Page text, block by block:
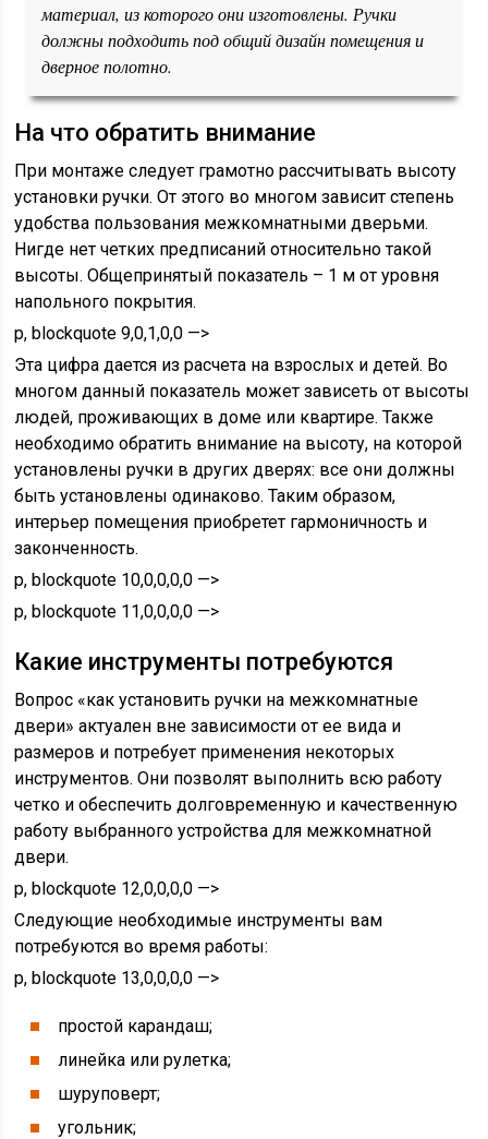
материал, из которого они изготовлены. Ручки
должны подходить под общий дизайн помещения и
дверное полотно.
На что обратить внимание
При монтаже следует грамотно рассчитывать высоту
установки ручки. От этого во многом зависит степень
удобства пользования межкомнатными дверьми.
Нигде нет четких предписаний относительно такой
высоты. Общепринятый показатель – 1 м от уровня
напольного покрытия.
p, blockquote 9,0,1,0,0 —>
Эта цифра дается из расчета на взрослых и детей. Во
многом данный показатель может зависеть от высоты
людей, проживающих в доме или квартире. Также
необходимо обратить внимание на высоту, на которой
установлены ручки в других дверях: все они должны
быть установлены одинаково. Таким образом,
интерьер помещения приобретет гармоничность и
законченность.
p, blockquote 10,0,0,0,0 —>
p, blockquote 11,0,0,0,0 —>
Какие инструменты потребуются
Вопрос «как установить ручки на межкомнатные
двери» актуален вне зависимости от ее вида и
размеров и потребует применения некоторых
инструментов. Они позволят выполнить всю работу
четко и обеспечить долговременную и качественную
работу выбранного устройства для межкомнатной
двери.
p, blockquote 12,0,0,0,0 —>
Следующие необходимые инструменты вам
потребуются во время работы:
p, blockquote 13,0,0,0,0 —>
простой карандаш;
линейка или рулетка;
шуруповерт;
угольник;